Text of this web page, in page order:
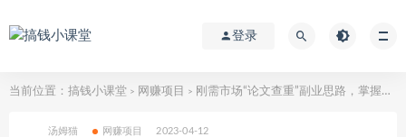
登录
当前位置： 搞钱小课堂 > 网赚项目 > 刚需市场“论文查重”副业思路，掌握方法轻松月入过万，玩法无私分享给你
汤姆猫 网赚项目 2023-04-12